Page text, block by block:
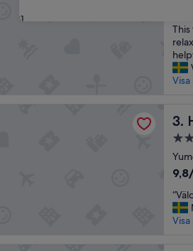
31
、
と
て
も
快
過
ご
せ
ま
し
た
。
あ
り
r
y
c
l
e
a
d
s
p
c
i
o
3.
2.5-
9.8
10,
(146
“
V
ä